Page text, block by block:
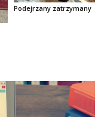
Podejrzany zatrzymany